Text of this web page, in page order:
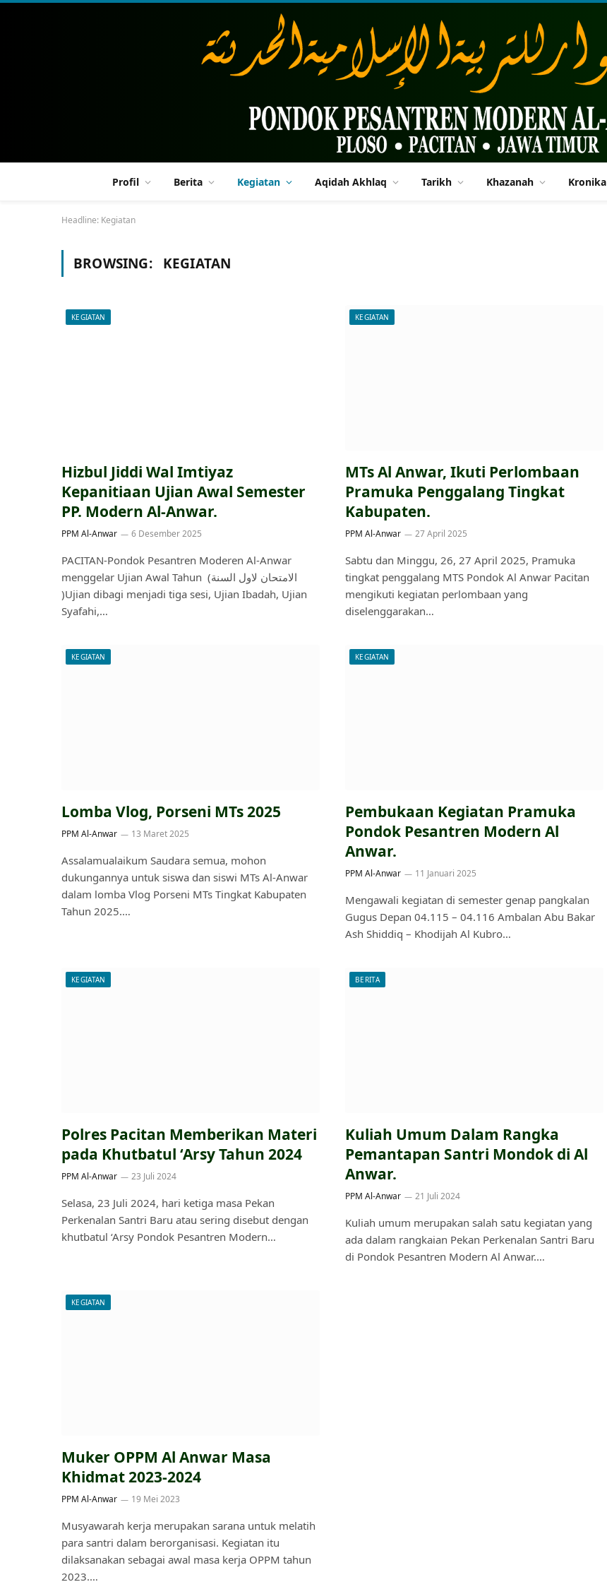
Profil Berita Kegiatan Aqidah Akhlaq Tarikh Khazanah Kronika
Headline: Kegiatan
BROWSING: KEGIATAN
KEGIATAN
Hizbul Jiddi Wal Imtiyaz
Kepanitiaan Ujian Awal Semester
PP. Modern Al-Anwar.
PPM Al-Anwar 6 Desember 2025
PACITAN-Pondok Pesantren Moderen Al-Anwar
menggelar Ujian Awal Tahun (الامتحان لاول السنة
)Ujian dibagi menjadi tiga sesi, Ujian Ibadah, Ujian
Syafahi,…
KEGIATAN
MTs Al Anwar, Ikuti Perlombaan
Pramuka Penggalang Tingkat
Kabupaten.
PPM Al-Anwar 27 April 2025
Sabtu dan Minggu, 26, 27 April 2025, Pramuka
tingkat penggalang MTS Pondok Al Anwar Pacitan
mengikuti kegiatan perlombaan yang
diselenggarakan…
KEGIATAN
Lomba Vlog, Porseni MTs 2025
PPM Al-Anwar 13 Maret 2025
Assalamualaikum Saudara semua, mohon
dukungannya untuk siswa dan siswi MTs Al-Anwar
dalam lomba Vlog Porseni MTs Tingkat Kabupaten
Tahun 2025.…
KEGIATAN
Pembukaan Kegiatan Pramuka
Pondok Pesantren Modern Al
Anwar.
PPM Al-Anwar 11 Januari 2025
Mengawali kegiatan di semester genap pangkalan
Gugus Depan 04.115 – 04.116 Ambalan Abu Bakar
Ash Shiddiq – Khodijah Al Kubro…
KEGIATAN
Polres Pacitan Memberikan Materi
pada Khutbatul ‘Arsy Tahun 2024
PPM Al-Anwar 23 Juli 2024
Selasa, 23 Juli 2024, hari ketiga masa Pekan
Perkenalan Santri Baru atau sering disebut dengan
khutbatul ‘Arsy Pondok Pesantren Modern…
BERITA
Kuliah Umum Dalam Rangka
Pemantapan Santri Mondok di Al
Anwar.
PPM Al-Anwar 21 Juli 2024
Kuliah umum merupakan salah satu kegiatan yang
ada dalam rangkaian Pekan Perkenalan Santri Baru
di Pondok Pesantren Modern Al Anwar.…
KEGIATAN
Muker OPPM Al Anwar Masa
Khidmat 2023-2024
PPM Al-Anwar 19 Mei 2023
Musyawarah kerja merupakan sarana untuk melatih
para santri dalam berorganisasi. Kegiatan itu
dilaksanakan sebagai awal masa kerja OPPM tahun
2023.…